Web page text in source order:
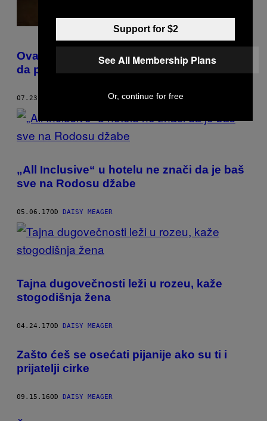
Ova aplikacija ti zvoca kao dosadni roditelj
da prestaneš da cirkaš
07.23.17 DAISY MEAGER
„All Inclusive“ u hotelu ne znači da je baš
sve na Rodosu džabe
05.06.17OD DAISY MEAGER
Tajna dugovečnosti leži u rozeu, kaže
stogodišnja žena
04.24.17OD DAISY MEAGER
Zašto ćeš se osećati pijanije ako su ti i
prijatelji cirke
09.15.16OD DAISY MEAGER
Support for $2
See All Membership Plans
Or, continue for free